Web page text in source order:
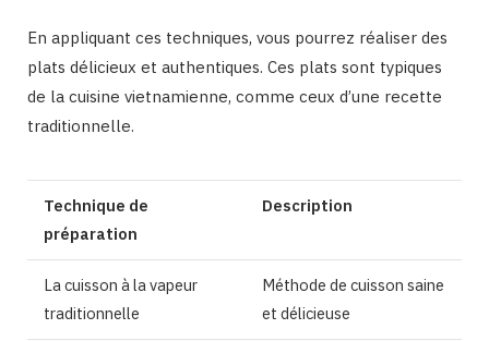
En appliquant ces techniques, vous pourrez réaliser des
plats délicieux et authentiques. Ces plats sont typiques
de la cuisine vietnamienne, comme ceux d’une recette
traditionnelle.
Technique de
préparation
Description
La cuisson à la vapeur
traditionnelle
Méthode de cuisson saine
et délicieuse